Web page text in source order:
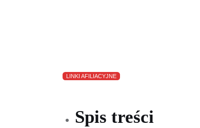
LINKI AFILIACYJNE
Spis treści